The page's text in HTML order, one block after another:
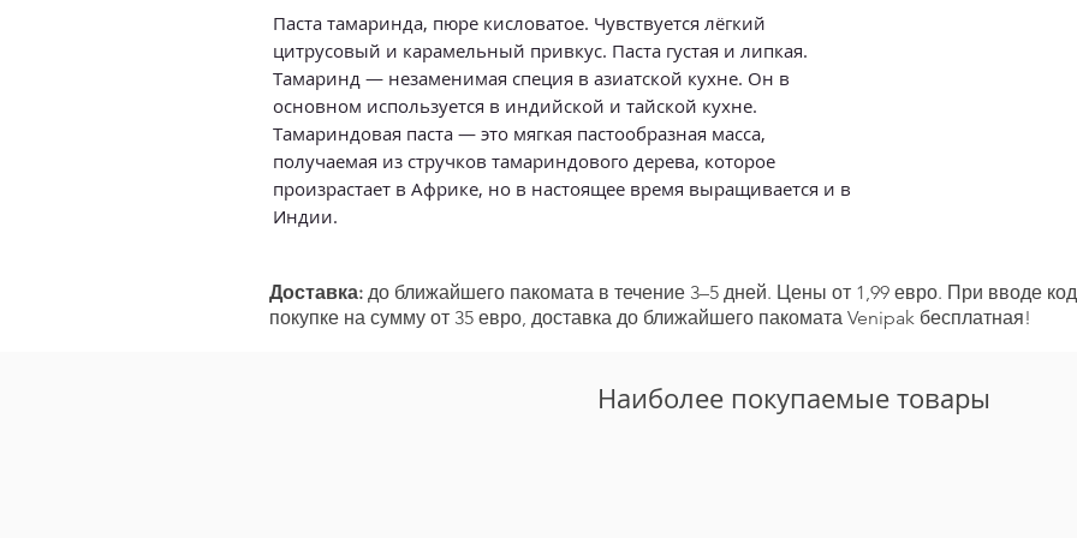
Паста тамаринда, пюре кисловатое. Чувствуется лёгкий
цитрусовый и карамельный привкус. Паста густая и липкая.
Тамаринд — незаменимая специя в азиатской кухне. Он в
основном используется в индийской и тайской кухне.
Тамариндовая паста — это мягкая пастообразная масса,
получаемая из стручков тамариндового дерева, которое
произрастает в Африке, но в настоящее время выращивается и в
Индии.
Доставка: до ближайшего пакомата в течение 3–5 дней. Цены от 1,99 евро. При вводе
покупке на сумму от 35 евро, доставка до ближайшего пакомата Venipak бесплатная!
Наиболее покупаемые товары